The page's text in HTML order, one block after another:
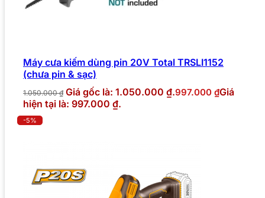
Máy cưa kiếm dùng pin 20V Total TRSLI1152
(chưa pin & sạc)
1.050.000₫ Giá gốc là: 1.050.000 ₫.997.000 ₫Giá
hiện tại là: 997.000 ₫.
-5%